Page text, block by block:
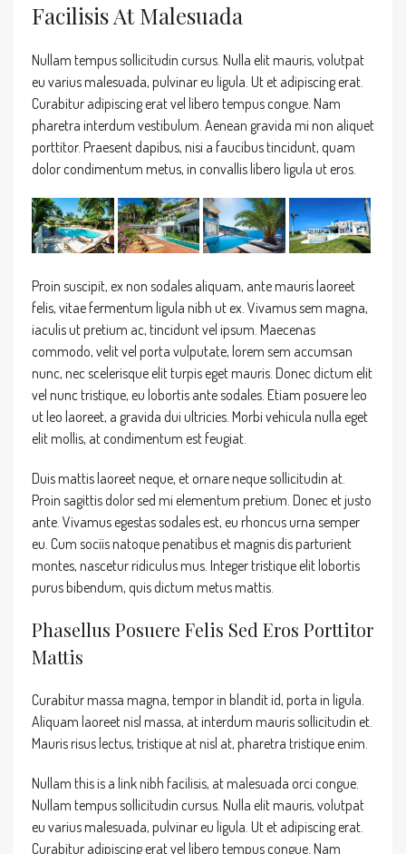
Facilisis At Malesuada
Nullam tempus sollicitudin cursus. Nulla elit mauris, volutpat
eu varius malesuada, pulvinar eu ligula. Ut et adipiscing erat.
Curabitur adipiscing erat vel libero tempus congue. Nam
pharetra interdum vestibulum. Aenean gravida mi non aliquet
porttitor. Praesent dapibus, nisi a faucibus tincidunt, quam
dolor condimentum metus, in convallis libero ligula ut eros.
Proin suscipit, ex non sodales aliquam, ante mauris laoreet
felis, vitae fermentum ligula nibh ut ex. Vivamus sem magna,
iaculis ut pretium ac, tincidunt vel ipsum. Maecenas
commodo, velit vel porta vulputate, lorem sem accumsan
nunc, nec scelerisque elit turpis eget mauris. Donec dictum elit
vel nunc tristique, eu lobortis ante sodales. Etiam posuere leo
ut leo laoreet, a gravida dui ultricies. Morbi vehicula nulla eget
elit mollis, at condimentum est feugiat.
Duis mattis laoreet neque, et ornare neque sollicitudin at.
Proin sagittis dolor sed mi elementum pretium. Donec et justo
ante. Vivamus egestas sodales est, eu rhoncus urna semper
eu. Cum sociis natoque penatibus et magnis dis parturient
montes, nascetur ridiculus mus. Integer tristique elit lobortis
purus bibendum, quis dictum metus mattis.
Phasellus Posuere Felis Sed Eros Porttitor
Mattis
Curabitur massa magna, tempor in blandit id, porta in ligula.
Aliquam laoreet nisl massa, at interdum mauris sollicitudin et.
Mauris risus lectus, tristique at nisl at, pharetra tristique enim.
Nullam this is a link nibh facilisis, at malesuada orci congue.
Nullam tempus sollicitudin cursus. Nulla elit mauris, volutpat
eu varius malesuada, pulvinar eu ligula. Ut et adipiscing erat.
Curabitur adipiscing erat vel libero tempus congue. Nam